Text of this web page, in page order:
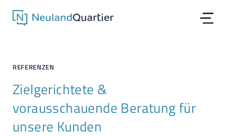
REFERENZEN
Zielgerichtete &
vorausschauende Beratung für
unsere Kunden